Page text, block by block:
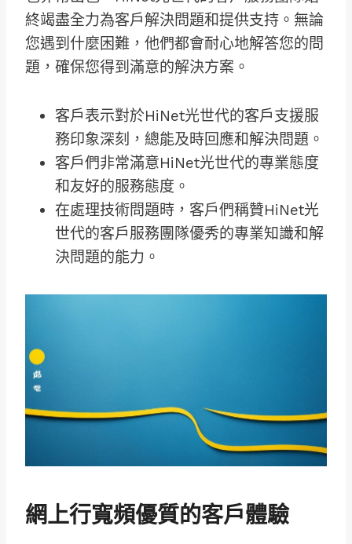
終竭盡全力為客戶解決問題和提供支持。無論
您遇到什麼困難，他們都會耐心地解答您的問
題，確保您得到滿意的解決方案。
客戶表示對於HiNet光世代的客戶支援服
務印象深刻，總能及時回應和解決問題。
客戶們非常滿意HiNet光世代的專業態度
和友好的服務態度。
在處理技術問題時，客戶們稱贊HiNet光
世代的客戶服務團隊優秀的專業知識和解
決問題的能力。
網上行寬頻優質的客戶體驗